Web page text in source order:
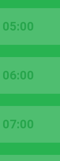
05:00
06:00
07:00